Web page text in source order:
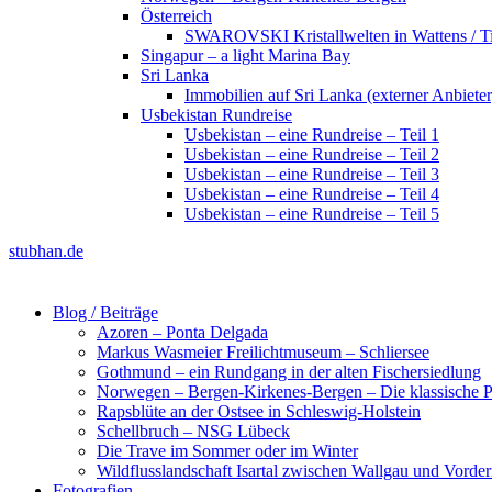
Österreich
SWAROVSKI Kristallwelten in Wattens /
Singapur – a light Marina Bay
Sri Lanka
Immobilien auf Sri Lanka (externer
Usbekistan Rundreise
Usbekistan – eine Rundreise – Teil 1
Usbekistan – eine Rundreise – Teil 2
Usbekistan – eine Rundreise – Teil 3
Usbekistan – eine Rundreise – Teil 4
Usbekistan – eine Rundreise – Teil 5
stubhan.de
Blog / Beiträge
Azoren – Ponta Delgada
Markus Wasmeier Freilichtmuseum – Schliersee
Gothmund – ein Rundgang in der alten Fischersiedlung
Norwegen – Bergen-Kirkenes-Bergen – Die klassische
Rapsblüte an der Ostsee in Schleswig-Holstein
Schellbruch – NSG Lübeck
Die Trave im Sommer oder im Winter
Wildflusslandschaft Isartal zwischen Wallgau und